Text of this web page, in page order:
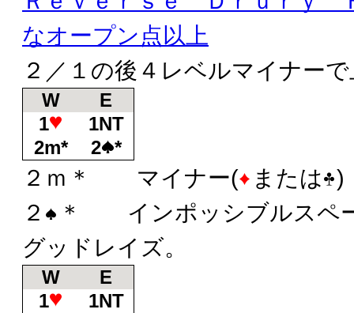
なオープン点以上
２／１の後４レベルマイナー
W
E
1
1NT
2m*
2 *
２ｍ＊ マイナー( または
)
２
＊ インポッシブルスペ
グッドレイズ。
W
E
1
1NT